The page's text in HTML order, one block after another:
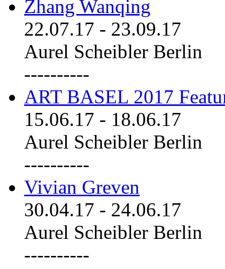
Zhang Wanqing
22.07.17 - 23.09.17
Aurel Scheibler Berlin
----------
ART BASEL 2017
15.06.17 - 18.06.17
Aurel Scheibler Berlin
----------
Vivian Greven
30.04.17 - 24.06.17
Aurel Scheibler Berlin
----------